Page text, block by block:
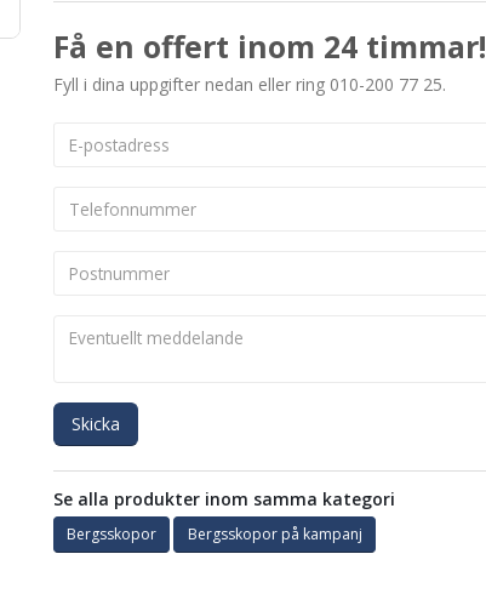
Få en offert inom 24 timmar!
Fyll i dina uppgifter nedan eller ring 010-200 77 25.
Skicka
Se alla produkter inom samma kategori
Bergsskopor Bergsskopor på kampanj